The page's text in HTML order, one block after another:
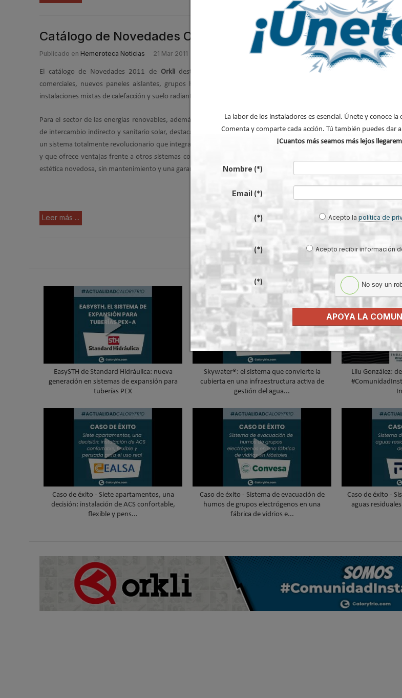
Catálogo de Novedades Orkli 2011
Publicado en Hemeroteca Noticias 21 Mar 2011
El catálogo de Novedades 2011 de Orklidestaca los sistemas para establecimientos
comerciales, nuevos paneles aislantes, grupos hidráulicos, equipos de distribución para
instalaciones mixtas de calefacción y suelo radiante-refrescante, entre otros.
Para el sector de las energías renovables, además de grupos hidráulicos de alta eficiencia,
de intercambio indirecto y sanitario solar, destaca el
sistema solar con depósito integrado,
un sistema totalmente revolucionario que integra todos los elementos en el propio colector
y que ofrece ventajas frente a otros sistemas como: autonomía y facilidad de instalación,
estética novedosa, sin mantenimiento y una garantía de 5 años.
Leer más ...
EasySTH de Standard Hidráulica: nueva
generación en sistemas de expansión para
tuberías PEX
Skywater®: el sistema que convierte la
cubierta en una infraestructura activa de
gestión del agua...
Lilu González:
Caso de éxito - Siete apartamentos, una
decisión: instalación de ACS confortable,
flexible y pens...
Caso de éxito - Sistema de evacuación de
humos de grupos electrógenos en una
fábrica de vidrios e...
Caso de éxito -
aguas
La labor de los instaladores es esencial. Únete y conoce la
Comenta y comparte cada acción. Tú también puedes dar
¡Cuantos más seamos más lejos
Nombre (*)
Email (*)
(*) Acepto lapolítica de
(*) Acepto recibir información
(*) No soy un
APOYA LA